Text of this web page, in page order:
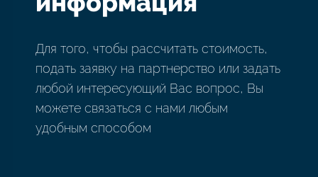
Для того, чтобы рассчитать стоимость,
подать заявку на партнерство или задать
любой интересующий Вас вопрос, Вы
можете связаться с нами любым
удобным способом